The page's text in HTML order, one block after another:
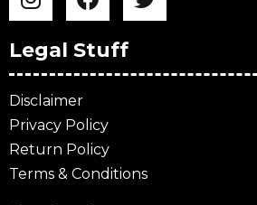
Legal Stuff
Disclaimer
Privacy Policy
Return Policy
Terms & Conditions